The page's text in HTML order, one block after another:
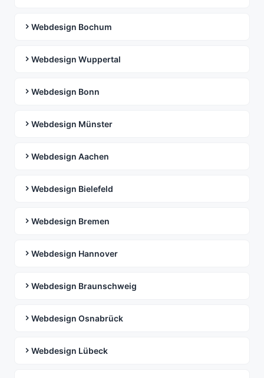
Webdesign Bochum
Webdesign Wuppertal
Webdesign Bonn
Webdesign Münster
Webdesign Aachen
Webdesign Bielefeld
Webdesign Bremen
Webdesign Hannover
Webdesign Braunschweig
Webdesign Osnabrück
Webdesign Lübeck